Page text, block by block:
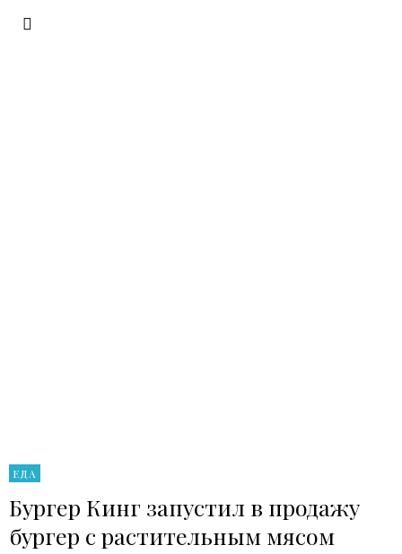
ЕДА
Бургер Кинг запустил в продажу
бургер с растительным мясом